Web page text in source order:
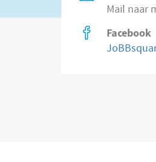
Mail naar
Facebook